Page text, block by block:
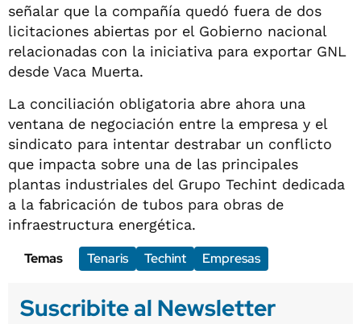
señalar que la compañía quedó fuera de dos
licitaciones abiertas por el Gobierno nacional
relacionadas con la iniciativa para exportar GNL
desde Vaca Muerta.
La conciliación obligatoria abre ahora una
ventana de negociación entre la empresa y el
sindicato para intentar destrabar un conflicto
que impacta sobre una de las principales
plantas industriales del Grupo Techint dedicada
a la fabricación de tubos para obras de
infraestructura energética.
Temas
Tenaris Techint Empresas
Suscribite al Newsletter